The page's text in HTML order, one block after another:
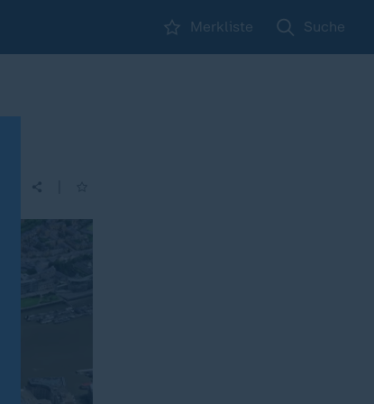
Merkliste Suche